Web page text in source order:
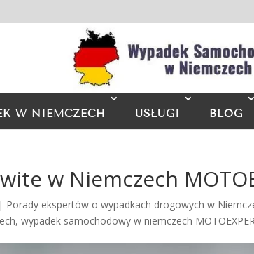
W NIEMCZECH USŁUGI BLOG
w Niemczech
| Porady ekspertów o wypadkach drogowych w
,wypadek samochodowy w niemczech